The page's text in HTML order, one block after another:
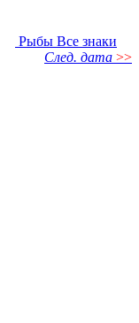
Рыбы Все знаки
След. дата >>